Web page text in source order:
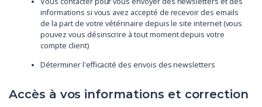
informations si vous avez accepté de recevoir des emails
de la part de votre vétérinaire depuis le site internet (vous
pouvez vous désinscrire à tout moment depuis votre
compte client)
Déterminer l'efficacité des envois des newsletters
Accès à vos informations et correction